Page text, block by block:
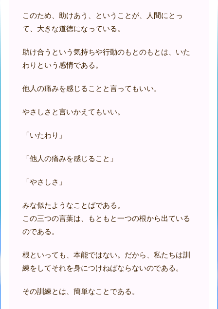
このため、助けあう、ということが、人間にとっ
て、大きな道徳になっている。
助け合うという気持ちや行動のもとのもとは、いた
わりという感情である。
他人の痛みを感じることと言ってもいい。
やさしさと言いかえてもいい。
「いたわり」
「他人の痛みを感じること」
「やさしさ」
みな似たようなことばである。
この三つの言葉は、もともと一つの根から出ている
のである。
根といっても、本能ではない。だから、私たちは訓
練をしてそれを身につけねばならないのである。
その訓練とは、簡単なことである。